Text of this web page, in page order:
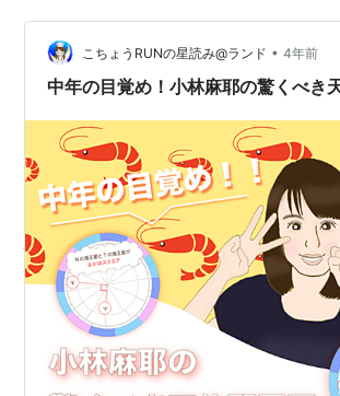
こちょうRUNの星読み@ランド • 4年前
中年の目覚め！小林麻耶の驚くべき